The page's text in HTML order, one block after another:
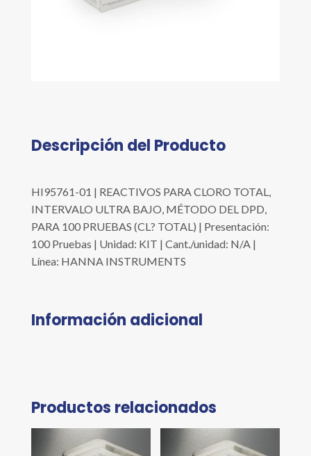
Descripción del Producto
HI95761-01 | REACTIVOS PARA CLORO TOTAL,
INTERVALO ULTRA BAJO, MÉTODO DEL DPD,
PARA 100 PRUEBAS (CL? TOTAL) | Presentación:
100 Pruebas | Unidad: KIT | Cant./unidad: N/A |
Línea: HANNA INSTRUMENTS
Información adicional
Productos relacionados